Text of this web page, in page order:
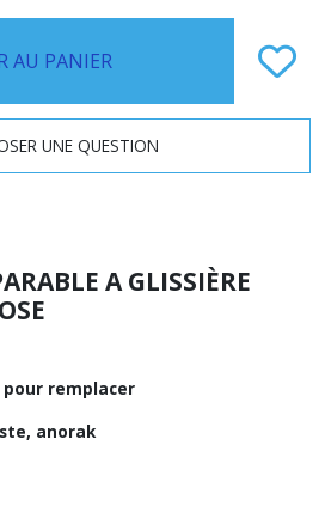
AU PANIER
UNE QUESTION
A GLISSIÈRE
remplacer
anorak